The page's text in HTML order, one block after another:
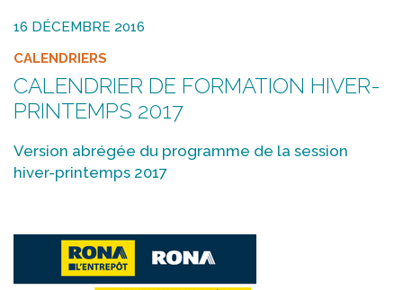
16 DÉCEMBRE 2016
CALENDRIERS
CALENDRIER DE FORMATION HIVER-
PRINTEMPS 2017
Version abrégée du programme de la session
hiver-printemps 2017